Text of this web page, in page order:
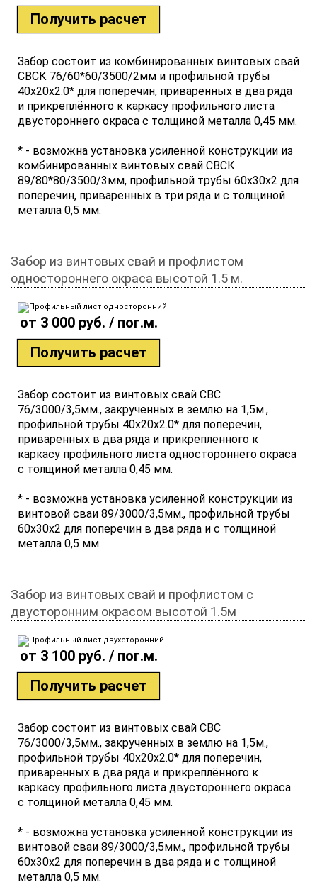
Получить расчет
Забор состоит из комбинированных винтовых свай
СВСК 76/60*60/3500/2мм и профильной трубы
40x20x2.0* для поперечин, приваренных в два ряда
и прикреплённого к каркасу профильного листа
двустороннего окраса с толщиной металла 0,45 мм.
* - возможна установка усиленной конструкции из
комбинированных винтовых свай СВСК
89/80*80/3500/3мм, профильной трубы 60х30х2 для
поперечин, приваренных в три ряда и с толщиной
металла 0,5 мм.
Забор из винтовых свай и профлистом
одностороннего окраса высотой 1.5 м.
от 3 000 руб. / пог.м.
Получить расчет
Забор состоит из винтовых свай СВС
76/3000/3,5мм., закрученных в землю на 1,5м.,
профильной трубы 40x20x2.0* для поперечин,
приваренных в два ряда и прикреплённого к
каркасу профильного листа одностороннего окраса
с толщиной металла 0,45 мм.
* - возможна установка усиленной конструкции из
винтовой сваи 89/3000/3,5мм., профильной трубы
60х30х2 для поперечин в два ряда и с толщиной
металла 0,5 мм.
Забор из винтовых свай и профлистом с
двусторонним окрасом высотой 1.5м
от 3 100 руб. / пог.м.
Получить расчет
Забор состоит из винтовых свай СВС
76/3000/3,5мм., закрученных в землю на 1,5м.,
профильной трубы 40х20х2.0* для поперечин,
приваренных в два ряда и прикреплённого к
каркасу профильного листа двустороннего окраса
с толщиной металла 0,45 мм.
* - возможна установка усиленной конструкции из
винтовой сваи 89/3000/3,5мм., профильной трубы
60х30х2 для поперечин в два ряда и с толщиной
металла 0,5 мм.